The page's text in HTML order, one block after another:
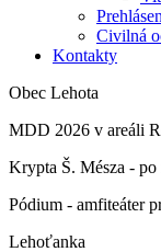
Civilná
Kontakty
Obec Lehota
MDD 2026 v areáli
Krypta Š. Mésza -
Pódium - amfiteáter
Lehoťanka